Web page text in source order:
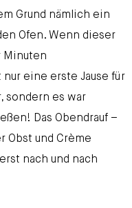
Grund nämlich ein
Ofen. Wenn dieser
Minuten
eine erste Jause für
sondern es war
Das Obendrauf –
Obst und Crème
nach und nach